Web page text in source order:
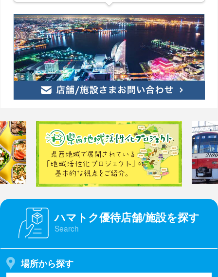
ハマトク優待店舗/施設を探す
Search
場所から探す